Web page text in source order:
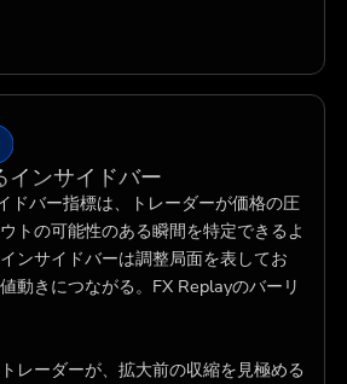
インサイドバー
ドバー指標は、トレーダーが価格の圧
トの可能性のある瞬間を特定できるよ
ンサイドバーは調整局面を表してお
動きにつながる。FX Replayのバーリ
レーダーが、拡大前の収縮を見極める